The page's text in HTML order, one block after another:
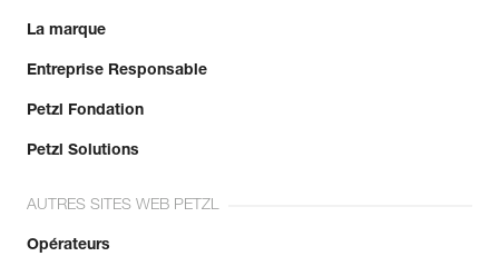
La marque
Entreprise Responsable
Petzl Fondation
Petzl Solutions
AUTRES SITES WEB PETZL
Opérateurs